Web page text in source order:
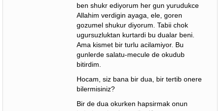
ben shukr ediyorum her gun yurudukce
Allahim verdigin ayaga, ele, goren
gozumel shukur diyorum. Tabii chok
ugursuzluktan kurtardi bu dualar beni.
Ama kismet bir turlu acilamiyor. Bu
gunlerde salatu-mecule de okudub
bitirdim.
Hocam, siz bana bir dua, bir tertib onere
bilermisiniz?
Bir de dua okurken hapsirmak onun